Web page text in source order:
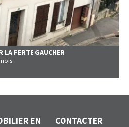
LA FERTE GAUCHER
EN
CONTACTER